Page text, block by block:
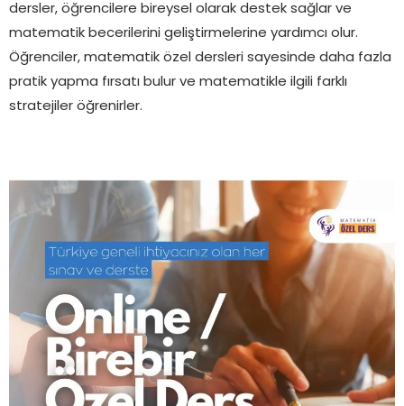
dersler, öğrencilere bireysel olarak destek sağlar ve
matematik becerilerini geliştirmelerine yardımcı olur.
Öğrenciler, matematik özel dersleri sayesinde daha fazla
pratik yapma fırsatı bulur ve matematikle ilgili farklı
stratejiler öğrenirler.